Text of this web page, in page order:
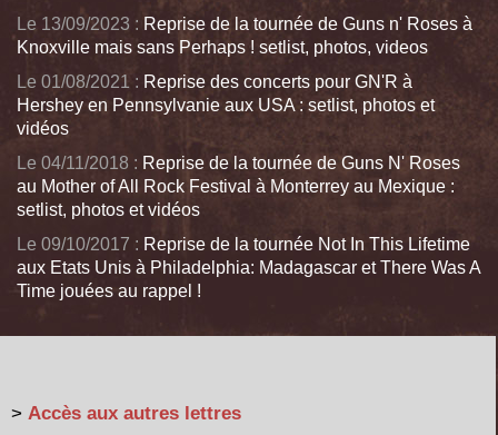
Le 13/09/2023 : Reprise de la tournée de Guns n' Roses à
Knoxville mais sans Perhaps ! setlist, photos, videos
Le 01/08/2021 : Reprise des concerts pour GN'R à
Hershey en Pennsylvanie aux USA : setlist, photos et
vidéos
Le 04/11/2018 : Reprise de la tournée de Guns N' Roses
au Mother of All Rock Festival à Monterrey au Mexique :
setlist, photos et vidéos
Le 09/10/2017 : Reprise de la tournée Not In This Lifetime
aux Etats Unis à Philadelphia: Madagascar et There Was A
Time jouées au rappel !
> Accès aux autres lettres